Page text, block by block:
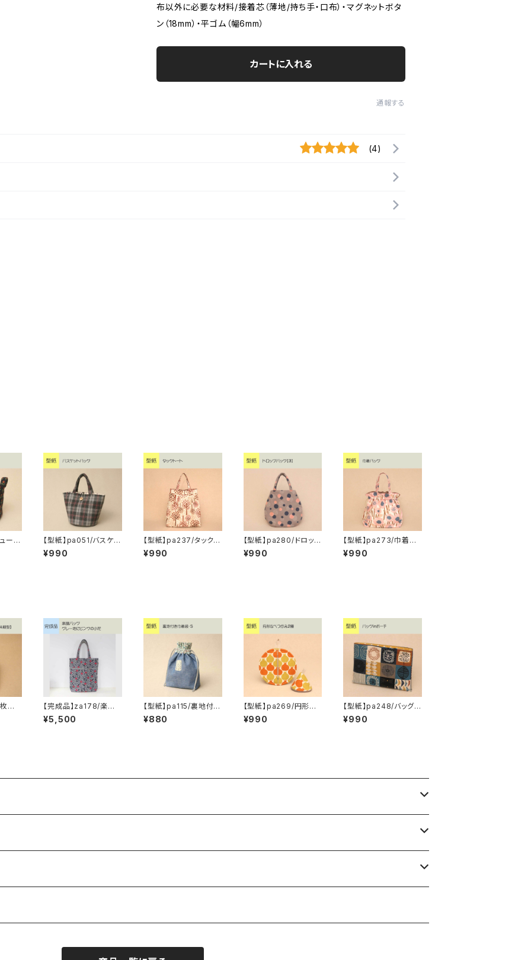
布以外に必要な材料/接着芯（薄地/持ち手・口布）・マグネットボタ
ン（18mm）・平ゴム（幅6mm）
カートに入れる
通報する
(4)
ーブ
【型紙】pa051/バスケッ
トバッグ
¥990
【型紙】pa237/タックト
ート
¥990
【型紙】pa280/ドロップ
バッグ【3】
¥990
【型紙】pa273/巾着バ
ッグ
¥990
仕
【完成品】za178/楽譜
バッグ グレー地にピン
クの小花
¥5,500
【型紙】pa115/裏地付き
巾着袋・S
¥880
【型紙】pa269/円形な
べつかみ2種
¥990
【型紙】pa248/バッグin
ポーチ
¥990